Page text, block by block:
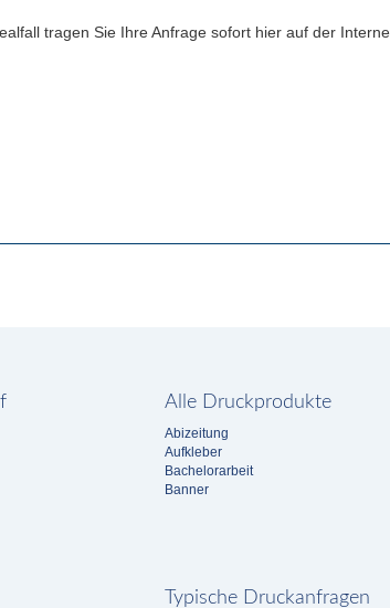
tragen Sie Ihre Anfrage sofort hier auf der
Alle Druckprodukte
Abizeitung
Aufkleber
Bachelorarbeit
Banner
Typische Druckanfragen